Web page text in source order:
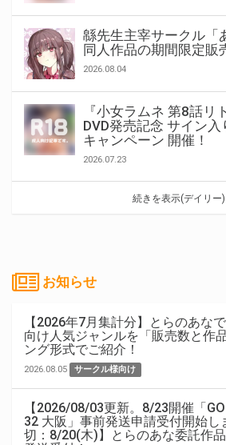
緜先生主宰サークル「
同人作品の期間限定販
2026.08.04
『小女ラムネ 第8話リ
DVD発売記念 サイン
キャンペーン 開催！
2026.07.23
続きを表示(デイリー)
お知らせ
【2026年7月集計分】とらのあな
向け人気ジャンルを「販売数と作
ング形式でご紹介！
2026.08.05 サークル様向け
【2026/08/03更新。8/23開催「
32 大阪」事前発送申請受付開始し
切：8/20(木)】とらのあな委託作